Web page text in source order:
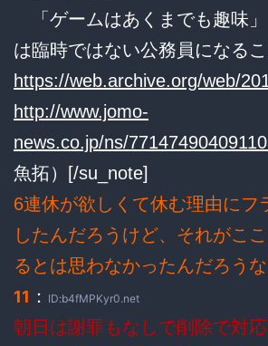
「ゲームはあくまでも趣味
は臨時ではない公務員になる
https://web.archive.org/web/
http://www.jomo-
news.co.jp/ns/
魚拓）[/su_note]
6連休が欲しくて休む理由にフ
したんだろうけど、それがこ
るとは思わなかったんだろう
11 ： ID:b4fMPKyr0.net
朝日は謝罪もなしで削除で対応